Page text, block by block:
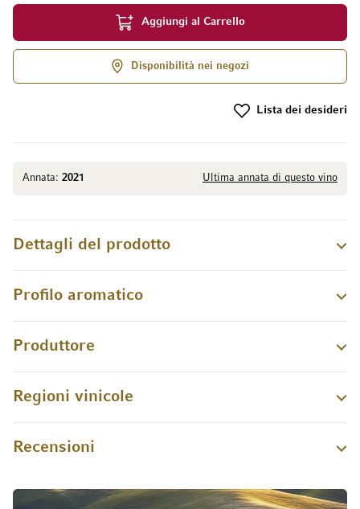
Annata: 2021 Ultima annata di questo vino
Aggiungi al Carrello
Disponibilità nei negozi
Lista dei desideri
Dettagli del prodotto
Profilo aromatico
Produttore
Regioni vinicole
Recensioni